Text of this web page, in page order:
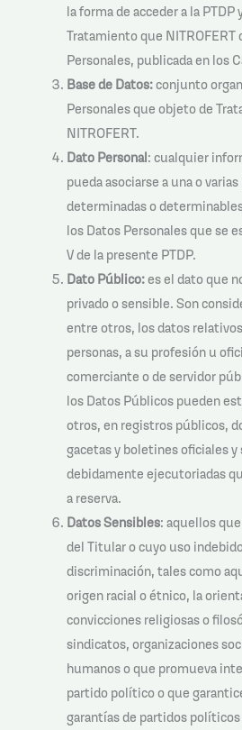
la forma de acceder a la PTDP
Tratamiento que NITROFERT
Personales, publicada en los
Base de Datos:conjunto
Personales que objeto de
NITROFERT.
Dato Personal: cualquier
pueda asociarse a una o
determinadas o
los Datos Personales que se
V de la presente PTDP.
Dato Público:es el dato que
privado o sensible. Son
entre otros, los datos
personas, a su profesión u
comerciante o de servidor
los Datos Públicos pueden
otros, en registros públicos,
gacetas y boletines oficiales
debidamente ejecutoriadas
a reserva.
Datos Sensibles: aquellos
del Titular o cuyo uso
discriminación, tales como
origen racial o étnico, la
convicciones religiosas o
sindicatos, organizaciones
humanos o que promueva
partido político o que
garantías de partidos